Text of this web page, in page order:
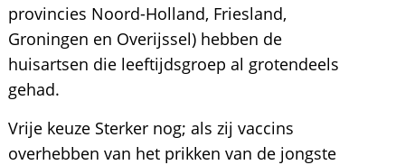
provincies Noord-Holland, Friesland,
Groningen en Overijssel) hebben de
huisartsen die leeftijdsgroep al grotendeels
gehad.
Vrije keuze Sterker nog; als zij vaccins
overhebben van het prikken van de jongste